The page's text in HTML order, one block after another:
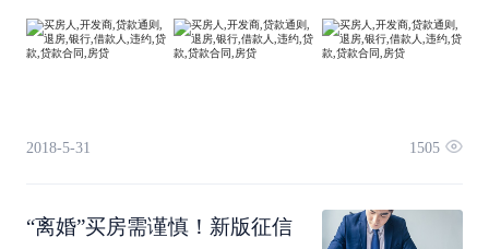
一般来说政策导向类的房屋在政策导向初期价格上
2018-5-31 1505
“离婚”买房需谨慎！新版征信